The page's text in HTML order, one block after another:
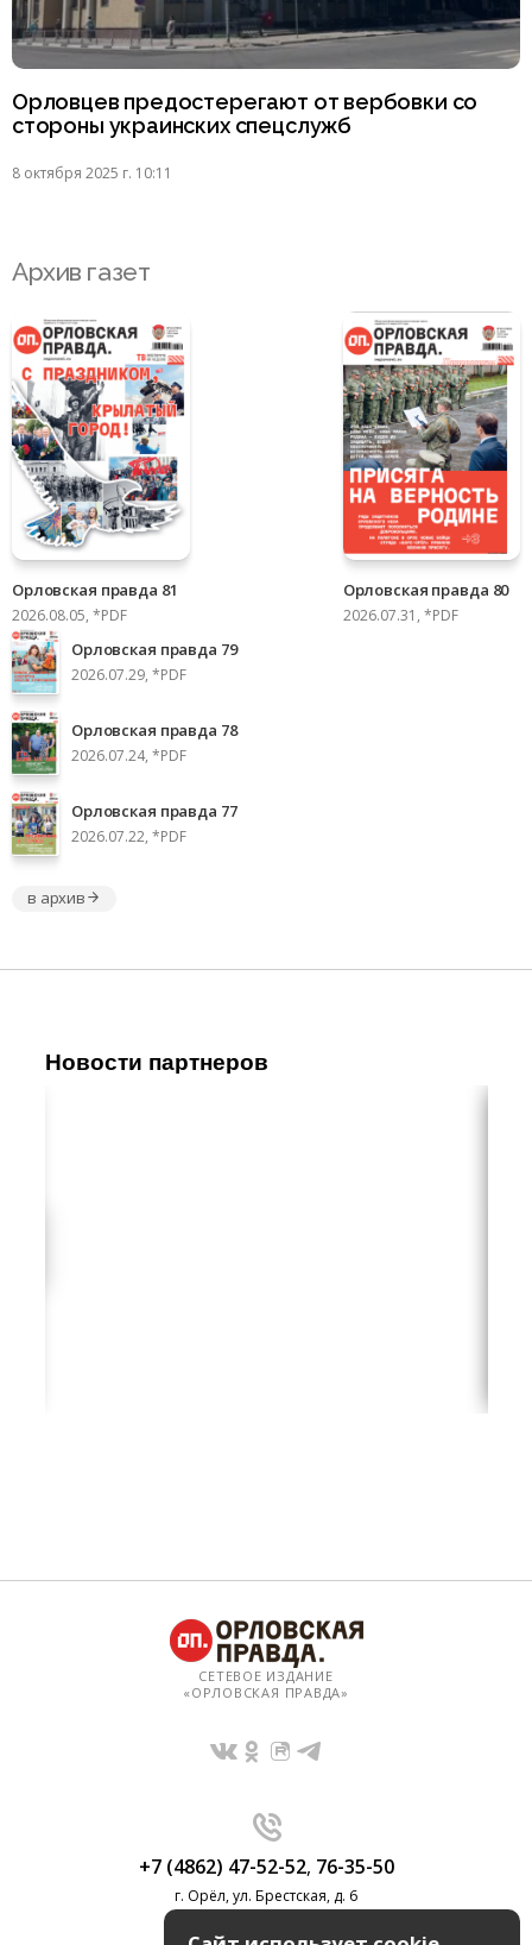
Орловцев предостерегают от вербовки со
стороны украинских спецслужб
8 октября 2025 г. 10:11
Архив газет
Орловская правда 81
2026.08.05, *PDF
Орловская правда 80
2026.07.31, *PDF
Орловская правда 79
2026.07.29, *PDF
Орловская правда 78
2026.07.24, *PDF
Орловская правда 77
2026.07.22, *PDF
в архив
Новости партнеров
СЕТЕВОЕ ИЗДАНИЕ
«ОРЛОВСКАЯ ПРАВДА»
+7 (4862) 47-52-52, 76-35-50
г. Орёл, ул. Брестская, д. 6